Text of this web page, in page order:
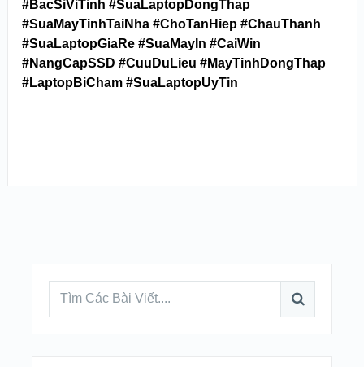
#BacSiViTinh #SuaLaptopDongThap
#SuaMayTinhTaiNha #ChoTanHiep #ChauThanh
#SuaLaptopGiaRe #SuaMayIn #CaiWin
#NangCapSSD #CuuDuLieu #MayTinhDongThap
#LaptopBiCham #SuaLaptopUyTin